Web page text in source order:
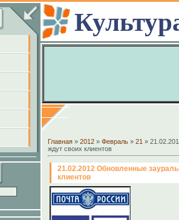
Главная » 2012 » Февраль » 21 »
ждут своих клиентов
21.02.2012 Обновленные
клиентов